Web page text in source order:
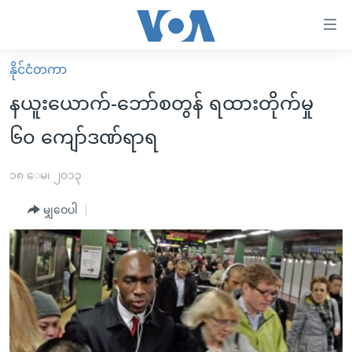
လွယ်ကူ
စေ
သည့်
များ
အကြောင်းအရာ
သို့
ကျော်
ကြည့်
ပင်မ
မူလစာမျက်နှာ
မြန်မာ
ကမ္ဘာ့သတင်းများ
အစ္စရေး-ပါလက်စတိုင်း
ရပ်ဝန်းတခု လမ်းတခု အလွန်
အင်္ဂလိပ်စာလေ့လာမယ်
အမေရိကန်သုံးအီဒီယံ
မကြေးမုံရဲ့ အင်္ဂလိပ်စာ
ရုပ်ရှင်ထဲက အင်္ဂလိပ်စာ
အပတ်စဉ်ကဏ္ဍများ
ရေဒီယို
တီဗွီ
ရေဒီယိုနှင့်ရုပ်သံ အချက်အလက်များ
ရေဒီယို/တီဗွီအစီအစဉ်
နိုင်ငံတကာ
နယူးယောက်-ဘော်စတွန် ရထားတိုက်မှု
၆၀ ကျော်ဒဏ်ရာရ
၁၈ ေမ၊ ၂၀၁၃
မျှဝေပါ